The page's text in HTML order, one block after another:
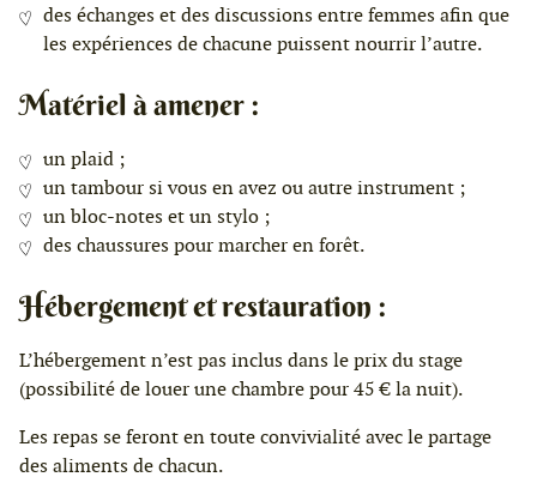
des échanges et des discussions entre femmes afin que
les expériences de chacune puissent nourrir l’autre.
Matériel à amener :
un plaid ;
un tambour si vous en avez ou autre instrument ;
un bloc-notes et un stylo ;
des chaussures pour marcher en forêt.
Hébergement et restauration :
L’hébergement n’est pas inclus dans le prix du stage
(possibilité de louer une chambre pour 45 € la nuit).
Les repas se feront en toute convivialité avec le partage
des aliments de chacun.